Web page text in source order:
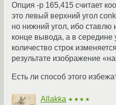
Опция -p 165,415 считает
это левый верхний угол
но нижний угол, ибо ставлю
конце вывода, а в середине
количество строк
результате изображение
Есть ли способ этого
Allakka ★★★★